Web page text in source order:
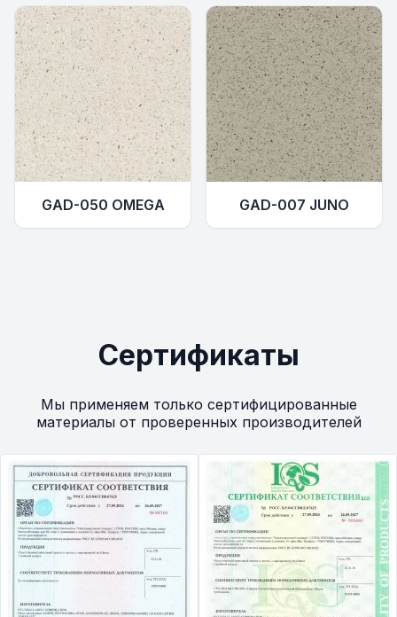
GAD-050 OMEGA GAD-007 JUNO
Сертификаты
Мы применяем только сертифицированные
материалы от проверенных производителей